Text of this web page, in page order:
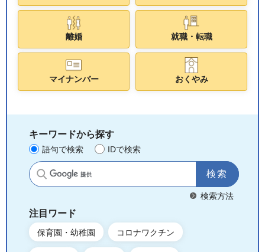
離婚 就職・転職
マイナンバー おくやみ
キーワードから探す
語句で検索 IDで検索
サイト内検索
検索方法
注目ワード
保育園・幼稚園 コロナワクチン